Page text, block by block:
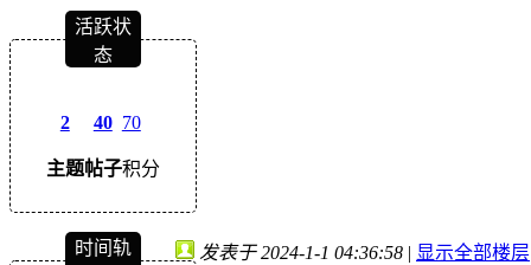
活跃状
态
2
主题
40
帖子
70
积分
时间轨
发表于 2024-1-1 04:36:58 | 显示全部楼层